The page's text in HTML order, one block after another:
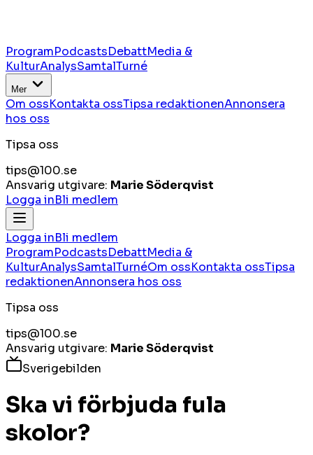
ProgramPodcastsDebattMedia &
KulturAnalysSamtalTurné
Mer
Om ossKontakta ossTipsa redaktionenAnnonsera
hos oss
Tipsa oss
tips@100.se
Ansvarig utgivare: Marie Söderqvist
Logga inBli medlem
Logga inBli medlem
ProgramPodcastsDebattMedia &
KulturAnalysSamtalTurnéOm ossKontakta ossTipsa
redaktionenAnnonsera hos oss
Tipsa oss
tips@100.se
Ansvarig utgivare: Marie Söderqvist
Sverigebilden
Ska vi förbjuda fula
skolor?